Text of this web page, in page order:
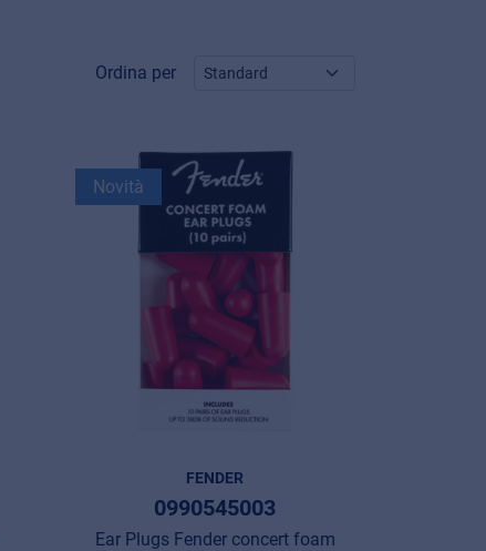
Ordina per
Novità
FENDER
0990545003
Ear Plugs Fender concert foam